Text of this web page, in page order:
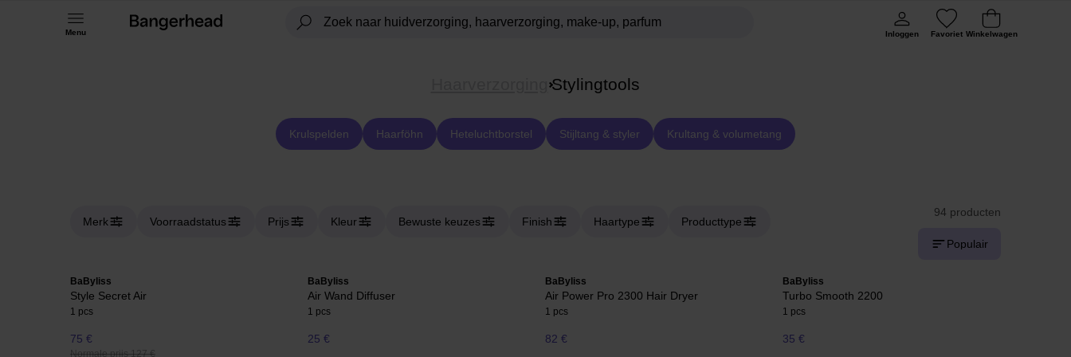
Menu Inloggen Favoriet Winkelwagen
Stylingtools
Krulspelden Haarföhn Heteluchtborstel Stijltang & styler Krultang & volumetang
Merk Voorraadstatus Prijs Kleur Bewuste keuzes Finish Haartype Producttype
94 producten
Populair
BaByliss
Style Secret Air
1 pcs
75 €
Normale prijs 127 €
BaByliss
Air Wand Diffuser
1 pcs
25 €
BaByliss
Air Power Pro 2300 Hair Dryer
1 pcs
82 €
BaByliss
Turbo Smooth 2200
1 pcs
35 €